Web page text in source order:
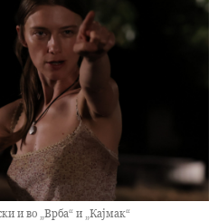
и во „Врба“ и „Кајмак“